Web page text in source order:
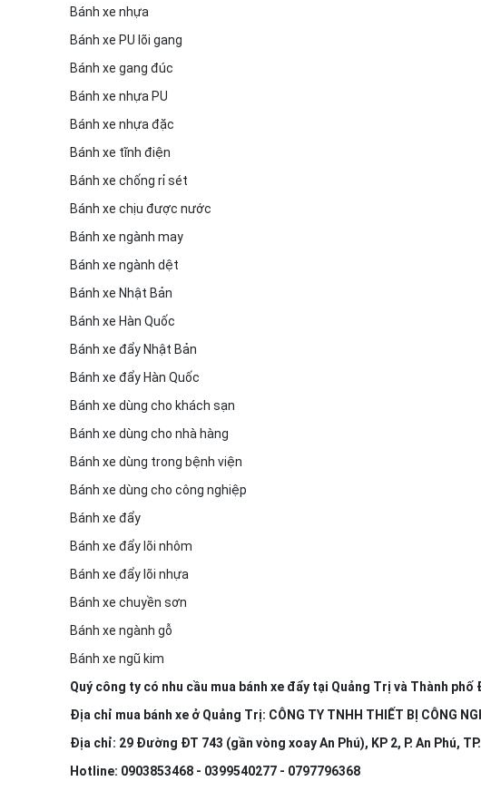
Bánh xe nhựa
Bánh xe PU lõi gang
Bánh xe gang đúc
Bánh xe nhựa PU
Bánh xe nhựa đặc
Bánh xe tĩnh điện
Bánh xe chống rỉ sét
Bánh xe chịu được nước
Bánh xe ngành may
Bánh xe ngành dệt
Bánh xe Nhật Bản
Bánh xe Hàn Quốc
Bánh xe đẩy Nhật Bản
Bánh xe đẩy Hàn Quốc
Bánh xe dùng cho khách sạn
Bánh xe dùng cho nhà hàng
Bánh xe dùng trong bệnh viện
Bánh xe dùng cho công nghiệp
Bánh xe đẩy
Bánh xe đẩy lõi nhôm
Bánh xe đẩy lõi nhựa
Bánh xe chuyền sơn
Bánh xe ngành gỗ
Bánh xe ngũ kim
Quý công ty có nhu cầu mua bánh xe đẩy tại Quảng Trị và Thành
Địa chỉ mua bánh xe ở Quảng Trị: CÔNG TY TNHH THIẾT BỊ CÔNG
Địa chỉ: 29 Đường ĐT 743 (gần vòng xoay An Phú), KP 2, P. An Phú,
Hotline: 0903853468 - 0399540277 - 0797796368